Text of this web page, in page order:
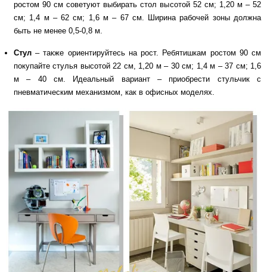
ростом 90 см советуют выбирать стол высотой 52 см; 1,20 м – 52
см; 1,4 м – 62 см; 1,6 м – 67 см. Ширина рабочей зоны должна
быть не менее 0,5-0,8 м.
Стул– также ориентируйтесь на рост. Ребятишкам ростом 90 см
покупайте стулья высотой 22 см, 1,20 м – 30 см; 1,4 м – 37 см; 1,6
м – 40 см. Идеальный вариант – приобрести стульчик с
пневматическим механизмом, как в офисных моделях.